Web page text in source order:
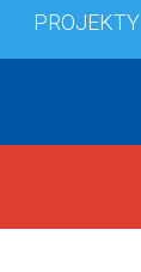
PROJEKTY